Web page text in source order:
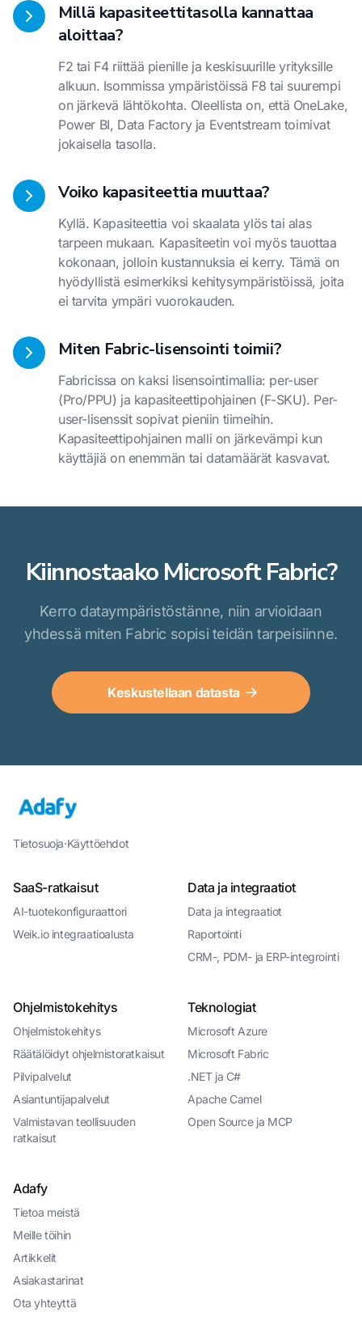
Millä kapasiteettitasolla kannattaa
aloittaa?
F2 tai F4 riittää pienille ja keskisuurille yrityksille
alkuun. Isommissa ympäristöissä F8 tai suurempi
on järkevä lähtökohta. Oleellista on, että OneLake,
Power BI, Data Factory ja Eventstream toimivat
jokaisella tasolla.
Voiko kapasiteettia muuttaa?
Kyllä. Kapasiteettia voi skaalata ylös tai alas
tarpeen mukaan. Kapasiteetin voi myös tauottaa
kokonaan, jolloin kustannuksia ei kerry. Tämä on
hyödyllistä esimerkiksi kehitysympäristöissä, joita
ei tarvita ympäri vuorokauden.
Miten Fabric-lisensointi toimii?
Fabricissa on kaksi lisensointimallia: per-user
(Pro/PPU) ja kapasiteettipohjainen (F-SKU). Per-
user-lisenssit sopivat pieniin tiimeihin.
Kapasiteettipohjainen malli on järkevämpi kun
käyttäjiä on enemmän tai datamäärät kasvavat.
Kiinnostaako Microsoft Fabric?
Kerro dataympäristöstänne, niin arvioidaan
yhdessä miten Fabric sopisi teidän tarpeisiinne.
Keskustellaan datasta
Tietosuoja·Käyttöehdot
SaaS-ratkaisut
AI-tuotekonfiguraattori
Weik.io integraatioalusta
Data ja integraatiot
Data ja integraatiot
Raportointi
CRM-, PDM- ja ERP-integrointi
Ohjelmistokehitys
Ohjelmistokehitys
Räätälöidyt ohjelmistoratkaisut
Pilvipalvelut
Asiantuntijapalvelut
Valmistavan teollisuuden
ratkaisut
Teknologiat
Microsoft Azure
Microsoft Fabric
.NET ja C#
Apache Camel
Open Source ja MCP
Adafy
Tietoa meistä
Meille töihin
Artikkelit
Asiakastarinat
Ota yhteyttä